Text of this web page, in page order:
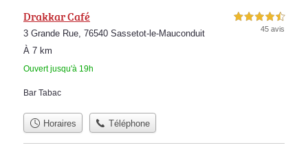
Drakkar Café
3 Grande Rue, 76540 Sassetot-le-Mauconduit
À 7 km
Ouvert jusqu'à 19h
4,5 étoiles sur 5
45 avis
Bar Tabac
Horaires Téléphone